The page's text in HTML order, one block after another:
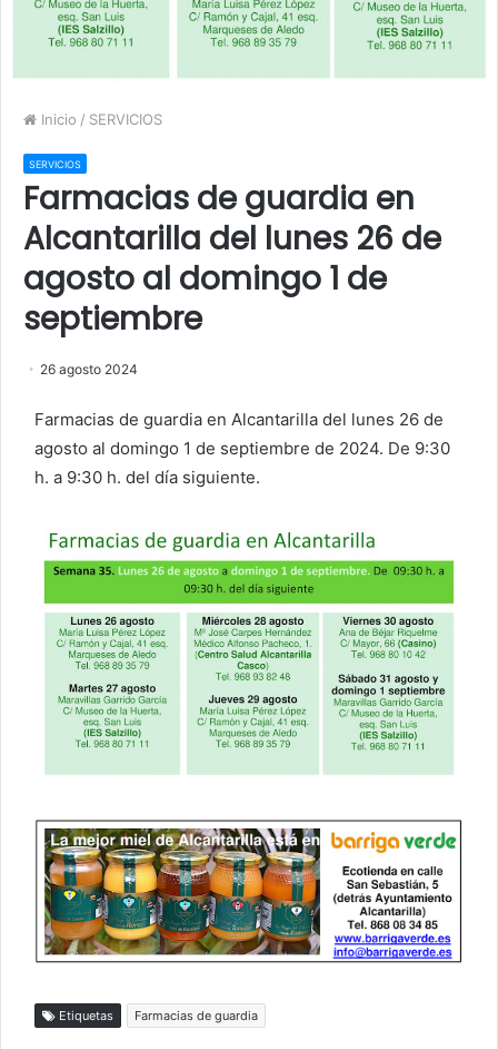
Inicio / SERVICIOS
SERVICIOS
Farmacias de guardia en
Alcantarilla del lunes 26 de
agosto al domingo 1 de
septiembre
26 agosto 2024
Farmacias de guardia en Alcantarilla del lunes 26 de
agosto al domingo 1 de septiembre de 2024. De 9:30
h. a 9:30 h. del día siguiente.
Etiquetas Farmacias de guardia